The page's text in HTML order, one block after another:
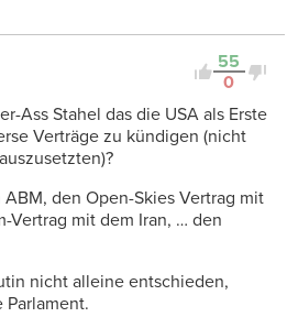
55
0
Ass Stahel das die USA als Erste
Verträge zu kündigen (nicht
den Open-Skies Vertrag mit
Vertrag mit dem Iran, … den
nicht alleine entschieden,
Parlament.